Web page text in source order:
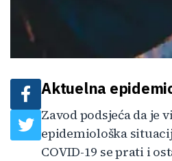
Aktuelna
Zavod podsjeća da je
epidemiološka
COVID-19 se prati i